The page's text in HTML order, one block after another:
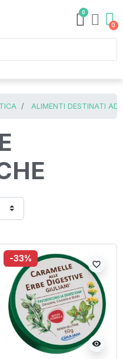
0
ALIMENTI DESTINATI AD
-33%
visibility
favorite_border